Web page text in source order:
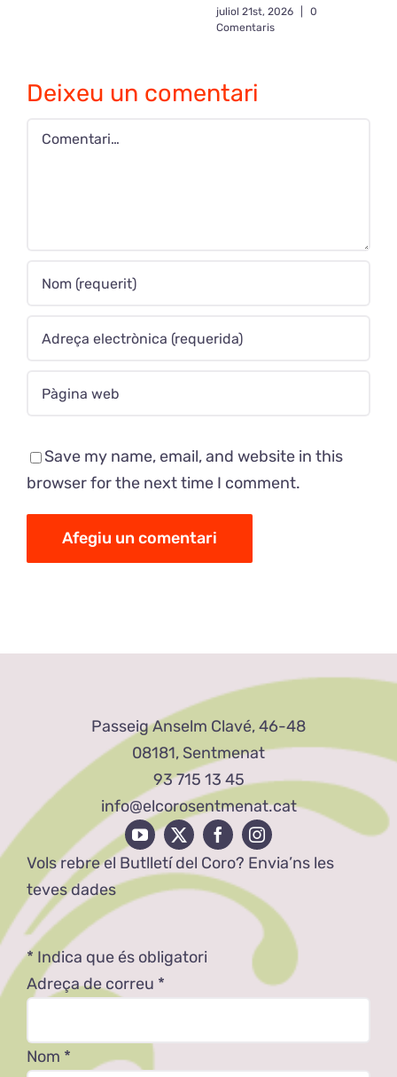
juliol 21st, 2026
0
Comentaris
Deixeu un comentari
Comment
Save my name, email, and website in this
browser for the next time I comment.
Passeig Anselm Clavé, 46-48
08181, Sentmenat
93 715 13 45
info@elcorosentmenat.cat
Vols rebre el Butlletí del Coro? Envia’ns les
teves dades
* Indica que és obligatori
Adreça de correu *
Nom *